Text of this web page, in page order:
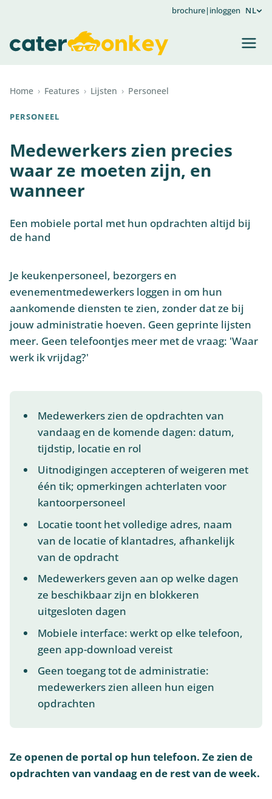
brochure| inloggen NL
Home › Features › Lijsten › Personeel
PERSONEEL
Medewerkers zien precies
waar ze moeten zijn, en
wanneer
Een mobiele portal met hun opdrachten altijd bij
de hand
Je keukenpersoneel, bezorgers en
evenementmedewerkers loggen in om hun
aankomende diensten te zien, zonder dat ze bij
jouw administratie hoeven. Geen geprinte lijsten
meer. Geen telefoontjes meer met de vraag: 'Waar
werk ik vrijdag?'
Medewerkers zien de opdrachten van
vandaag en de komende dagen: datum,
tijdstip, locatie en rol
Uitnodigingen accepteren of weigeren met
één tik; opmerkingen achterlaten voor
kantoorpersoneel
Locatie toont het volledige adres, naam
van de locatie of klantadres, afhankelijk
van de opdracht
Medewerkers geven aan op welke dagen
ze beschikbaar zijn en blokkeren
uitgesloten dagen
Mobiele interface: werkt op elke telefoon,
geen app-download vereist
Geen toegang tot de administratie:
medewerkers zien alleen hun eigen
opdrachten
Ze openen de portal op hun telefoon. Ze zien de
opdrachten van vandaag en de rest van de week.